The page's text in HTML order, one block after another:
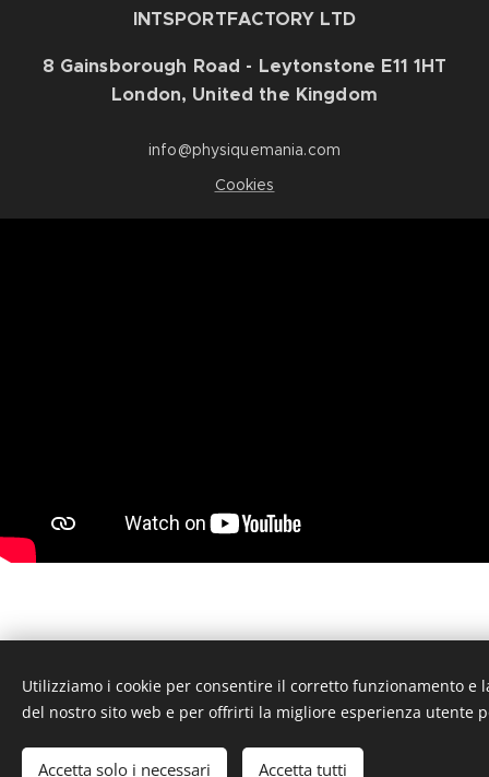
INTSPORTFACTORY LTD
8 Gainsborough Road - Leytonstone E11 1HT
London, United the Kingdom
info@physiquemania.com
Cookies
Utilizziamo i cookie per consentire il corretto funzionamento e
del nostro sito web e per offrirti la migliore esperienza utente
Accetta solo i necessari Accetta tutti